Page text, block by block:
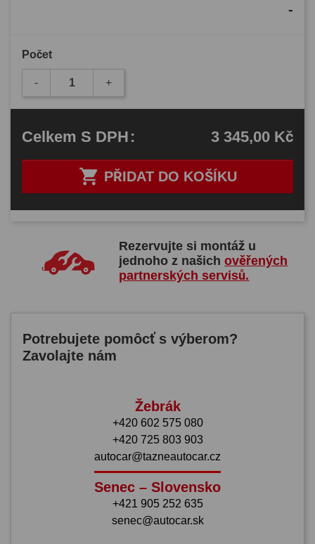
-
Počet
- +
 PŘIDAT DO KOŠÍKU
Celkem S DPH: 3 345,00 Kč
Rezervujte si montáž u
jednoho z našichověřených
partnerských servisů.
Potrebujete pomôcť s výberom?
Zavolajte nám
Žebrák
+420 602 575 080
+420 725 803 903
autocar@tazneautocar.cz
Senec – Slovensko
+421 905 252 635
senec@autocar.sk